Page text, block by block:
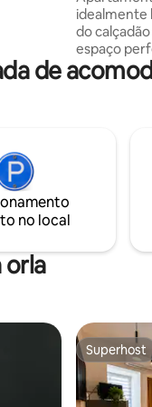
idealmente
do
espaço
pequenos
um momento
equipada
de cada hóspede. Wi-fi
de
no local
Superhost
Superhost